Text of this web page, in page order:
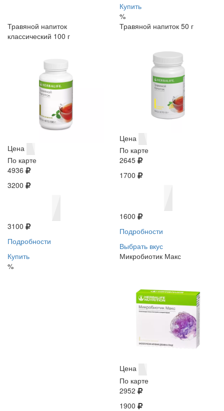
Купить
%
Травяной напиток
классический 100 г
Цена
По карте
4936
3200
3100
Подробности
Купить
%
Травяной напиток 50 г
Цена
По карте
2645
1700
1600
Подробности
Выбрать вкус
Микробиотик Макс
Цена
По карте
2952
1900